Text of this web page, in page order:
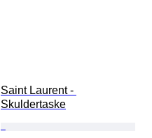
Saint Laurent -
Skuldertaske